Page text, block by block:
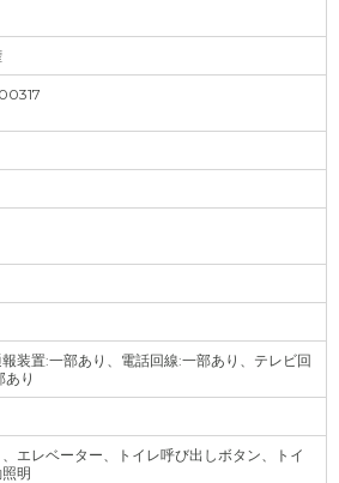
装置:一部あり、電話回線:一部あり、テレビ回
あり
エレベーター、トイレ呼び出しボタン、トイ
明